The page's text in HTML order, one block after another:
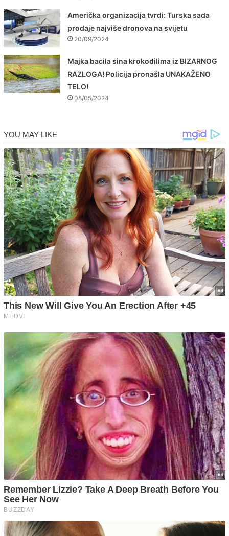
Američka organizacija tvrdi: Turska sada
prodaje najviše dronova na svijetu
20/09/2024
Majka bacila sina krokodilima iz BIZARNOG
RAZLOGA! Policija pronašla UNAKAŽENO
TELO!
08/05/2024